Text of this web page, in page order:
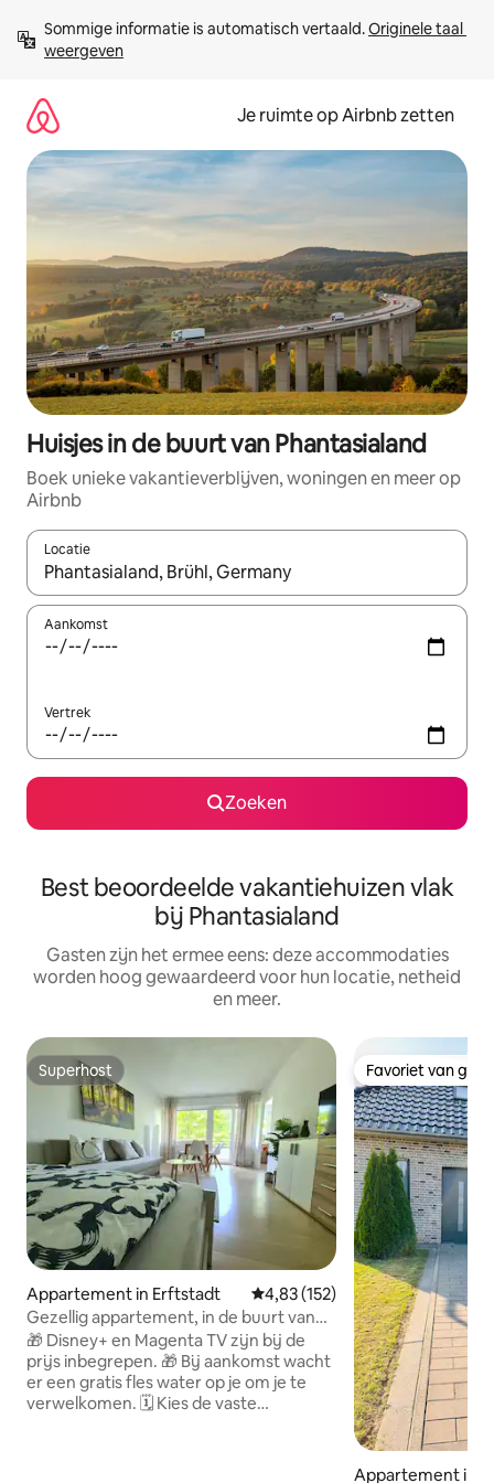
direct
naar
Sommige informatie is automatisch vertaald. Originele taal
weergeven
Je ruimte op Airbnb zetten
Huisjes in de buurt van Phantasialand
Boek unieke vakantieverblijven, woningen en meer op
Airbnb
Locatie
Wanneer er suggesties beschikbaar zijn, maak je een keuze
Aankomst
Vertrek
Zoeken
Best beoordeelde vakantiehuizen vlak
bij Phantasialand
Gasten zijn het ermee eens: deze accommodaties
worden hoog gewaardeerd voor hun locatie, netheid
en meer.
Superhost
Superhost
Appartement in Erftstadt Gemiddelde beoordeling van
4,83 (152)
Gezellig appartement, in de buurt van
Keulen en Phantasialand
🎁 Disney+ en Magenta TV zijn bij de
prijs inbegrepen. 🎁 Bij aankomst wacht
er een gratis fles water op je om je te
verwelkomen. 🗓️ Kies de vaste
Favoriet van
Favoriet van
Appartement in